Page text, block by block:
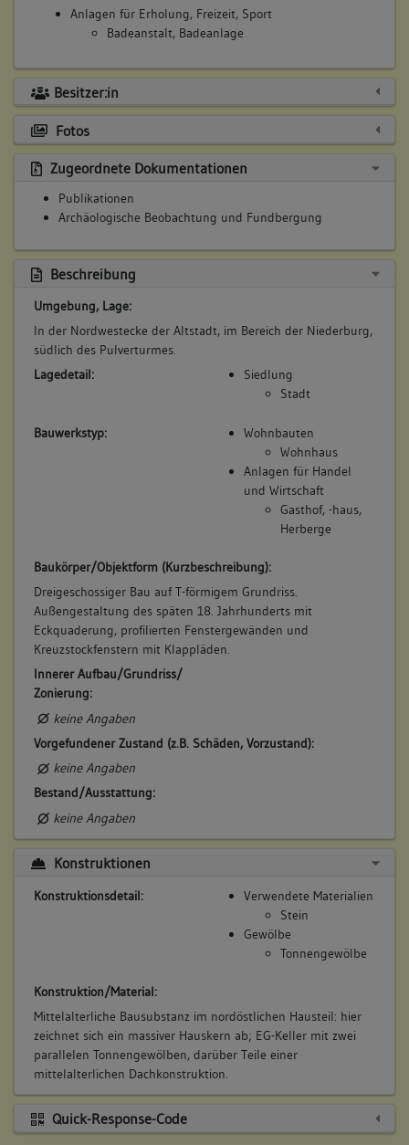
Anlagen für Erholung, Freizeit, Sport
Badeanstalt, Badeanlage
Besitzer:in
Fotos
Zugeordnete Dokumentationen
Publikationen
Archäologische Beobachtung und Fundbergung
Beschreibung
Umgebung, Lage:
In der Nordwestecke der Altstadt, im Bereich der Niederburg,
südlich des Pulverturmes.
Lagedetail:
Siedlung
Stadt
Bauwerkstyp:
Wohnbauten
Wohnhaus
Anlagen für Handel
und Wirtschaft
Gasthof, -haus,
Herberge
Baukörper/Objektform (Kurzbeschreibung):
Dreigeschossiger Bau auf T-förmigem Grundriss.
Außengestaltung des späten 18. Jahrhunderts mit
Eckquaderung, profilierten Fenstergewänden und
Kreuzstockfenstern mit Klappläden.
Innerer Aufbau/Grundriss/
Zonierung:
keine Angaben
Vorgefundener Zustand (z.B. Schäden, Vorzustand):
keine Angaben
Bestand/Ausstattung:
keine Angaben
Konstruktionen
Konstruktionsdetail:
Verwendete Materialien
Stein
Gewölbe
Tonnengewölbe
Konstruktion/Material:
Mittelalterliche Bausubstanz im nordöstlichen Hausteil: hier
zeichnet sich ein massiver Hauskern ab; EG-Keller mit zwei
parallelen Tonnengewölben, darüber Teile einer
mittelalterlichen Dachkonstruktion.
Quick-Response-Code